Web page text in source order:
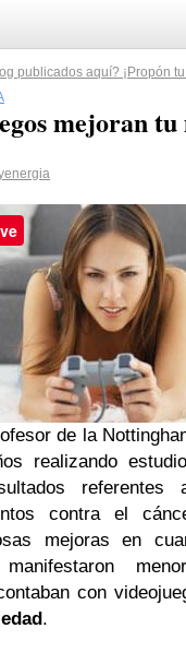
publicados aquí? ¡Propón
mejoran
de la
realizando
referentes
contra el
mejoras en
con
.